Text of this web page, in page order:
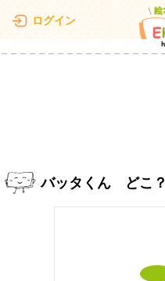
ログイン
バッタくん どこ？